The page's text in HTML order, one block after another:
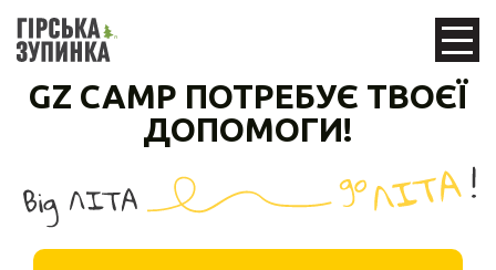
GZ CAMP ПОТРЕБУЄ ТВОЄЇ
ДОПОМОГИ!